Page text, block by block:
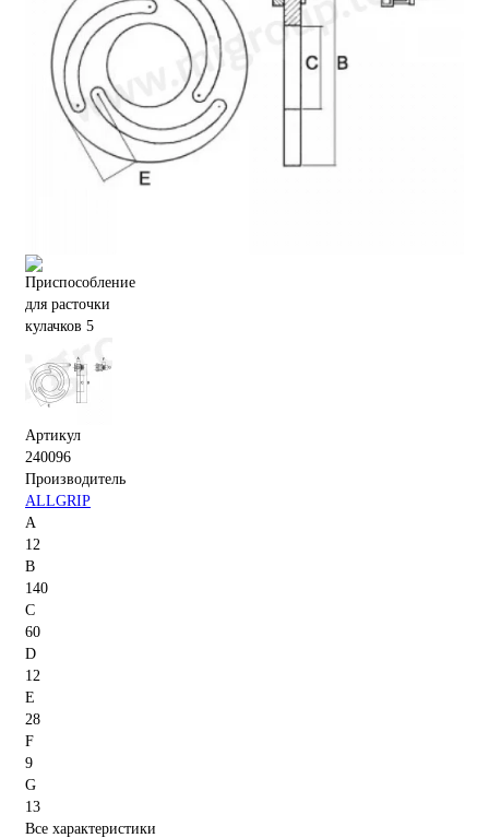
Артикул
240096
Производитель
ALLGRIP
A
12
B
140
C
60
D
12
E
28
F
9
G
13
Все характеристики